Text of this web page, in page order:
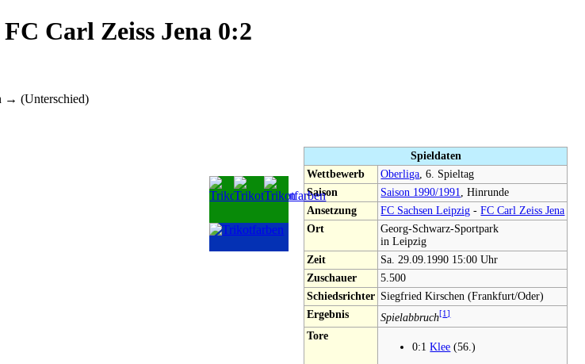
Carl Zeiss Jena 0:2
→ (Unterschied)
Spieldaten
Wettbewerb
Oberliga, 6. Spieltag
Saison
Saison 1990/1991, Hinrunde
Ansetzung
FC Sachsen Leipzig -FC Carl Zeiss Jena
Ort
Georg-Schwarz-Sportpark
in Leipzig
Zeit
Sa. 29.09.1990 15:00 Uhr
Zuschauer
5.500
Schiedsrichter Siegfried Kirschen (Frankfurt/Oder)
Ergebnis
Spielabbruch[1]
Tore
0:1Klee (56.)